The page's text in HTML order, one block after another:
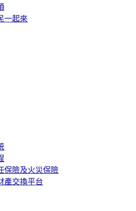
一起來
保險及火災保險
產交換平台